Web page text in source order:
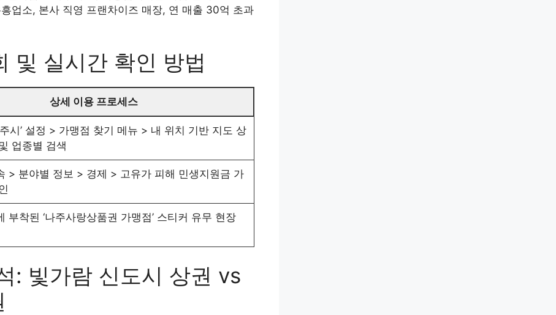
업소, 본사 직영 프랜차이즈 매장, 연 매출 30억 초과
및 실시간 확인 방법
상세 이용 프로세스
시’ 설정 > 가맹점 찾기 메뉴 > 내 위치 기반 지도 상
업종별 검색
> 분야별 정보 > 경제 > 고유가 피해 민생지원금 가
부착된 ‘나주사랑상품권 가맹점’ 스티커 유무 현장
: 빛가람 신도시 상권 vs